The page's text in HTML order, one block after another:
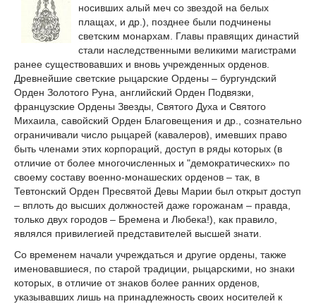
носивших алый меч со звездой на белых
плащах, и др.), позднее были подчинены
светским монархам. Главы правящих династий
стали наследственными великими магистрами
ранее существовавших и вновь учрежденных орденов.
Древнейшие светские рыцарские Ордены – бургундский
Орден Золотого Руна, английский Орден Подвязки,
французские Ордены Звезды, Святого Духа и Святого
Михаила, савойский Орден Благовещения и др., сознательно
ограничивали число рыцарей (кавалеров), имевших право
быть членами этих корпораций, доступ в ряды которых (в
отличие от более многочисленных и "демократических» по
своему составу военно-монашеских орденов – так, в
Тевтонский Орден Пресвятой Девы Марии был открыт доступ
– вплоть до высших должностей даже горожанам – правда,
только двух городов – Бремена и Любека!), как правило,
являлся привилегией представителей высшей знати.
Со временем начали учреждаться и другие ордены, также
именовавшиеся, по старой традиции, рыцарскими, но знаки
которых, в отличие от знаков более ранних орденов,
указывавших лишь на принадлежность своих носителей к